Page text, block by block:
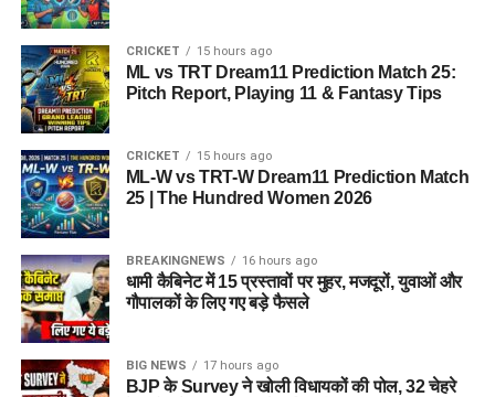
CRICKET 15 hours ago
ML vs TRT Dream11 Prediction Match 25:
Pitch Report, Playing 11 & Fantasy Tips
CRICKET 15 hours ago
ML-W vs TRT-W Dream11 Prediction Match
25 | The Hundred Women 2026
BREAKINGNEWS 16 hours ago
धामी कैबिनेट में 15 प्रस्तावों पर मुहर, मजदूरों, युवाओं और
गौपालकों के लिए गए बड़े फैसले
BIG NEWS 17 hours ago
BJP के Survey ने खोली विधायकों की पोल, 32 चेहरे